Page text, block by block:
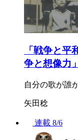
「戦争と
争と想像力」
自分の歌が誰
矢田稔
連載 8/6